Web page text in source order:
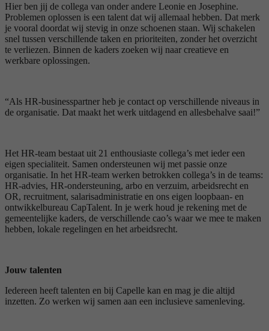
Hier ben jij de collega van onder andere Leonie en Josephine.
Problemen oplossen is een talent dat wij allemaal hebben. Dat merk
je vooral doordat wij stevig in onze schoenen staan. Wij schakelen
snel tussen verschillende taken en prioriteiten, zonder het overzicht
te verliezen. Binnen de kaders zoeken wij naar creatieve en
werkbare oplossingen.
“Als HR-businesspartner heb je contact op verschillende niveaus in
de organisatie. Dat maakt het werk uitdagend en allesbehalve saai!”
Het HR-team bestaat uit 21 enthousiaste collega’s met ieder een
eigen specialiteit. Samen ondersteunen wij met passie onze
organisatie. In het HR-team werken betrokken collega’s in de teams:
HR-advies, HR-ondersteuning, arbo en verzuim, arbeidsrecht en
OR, recruitment, salarisadministratie en ons eigen loopbaan- en
ontwikkelbureau CapTalent. In je werk houd je rekening met de
gemeentelijke kaders, de verschillende cao’s waar we mee te maken
hebben, lokale regelingen en het arbeidsrecht.
Jouw talenten
Iedereen heeft talenten en bij Capelle kan en mag je die altijd
inzetten. Zo werken wij samen aan een inclusieve samenleving.